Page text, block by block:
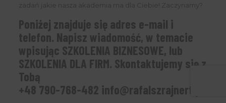
zadań jakie nasza akademia ma dla Ciebie! Zaczynamy?
Poniżej znajduje się adres e-mail i
telefon. Napisz wiadomość, w temacie
wpisując SZKOLENIA BIZNESOWE, lub
SZKOLENIA DLA FIRM. Skontaktujemy się z
Tobą
+48 790-768-482 info@rafalszrajnert.pl